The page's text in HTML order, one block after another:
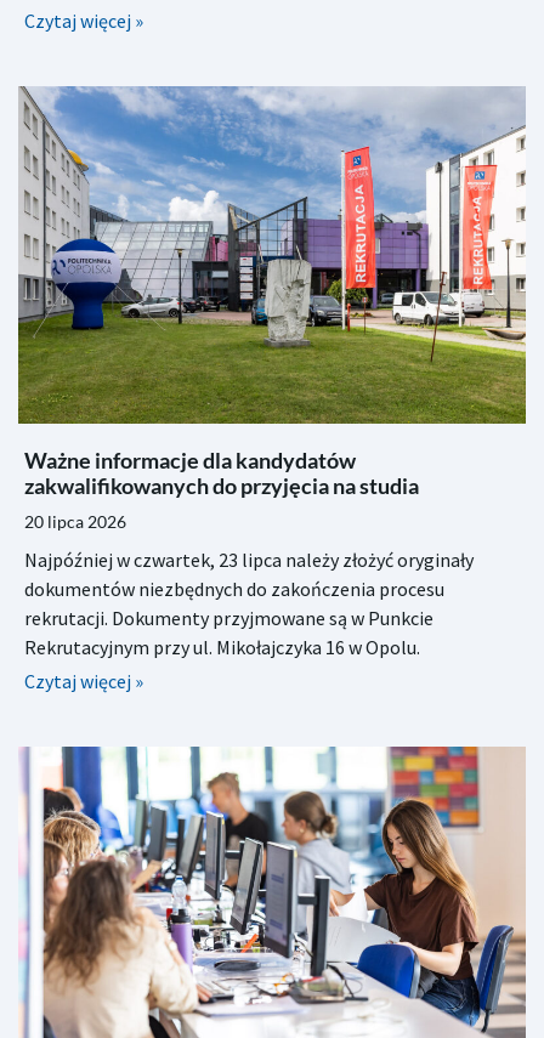
Czytaj więcej »
Ważne informacje dla kandydatów
zakwalifikowanych do przyjęcia na studia
20 lipca 2026
Najpóźniej w czwartek, 23 lipca należy złożyć oryginały
dokumentów niezbędnych do zakończenia procesu
rekrutacji. Dokumenty przyjmowane są w Punkcie
Rekrutacyjnym przy ul. Mikołajczyka 16 w Opolu.
Czytaj więcej »